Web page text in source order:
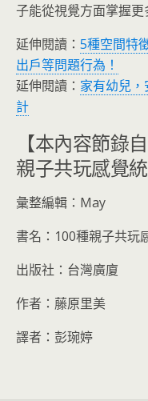
子能從視覺方面掌握更
延伸閱讀： 5種空間特
出戶等問題行為！
延伸閱讀： 家有幼兒
計
【本內容節錄
親子共玩感覺
彙整編輯：May
書名：100種親子共玩
出版社：台灣廣廈
作者：藤原里美
譯者：彭琬婷